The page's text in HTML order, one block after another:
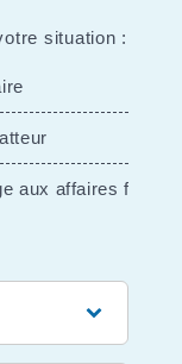
situation :
aux affaires